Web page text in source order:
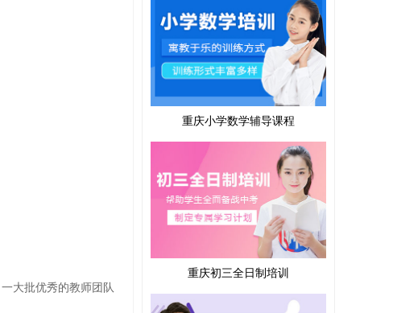
大批优秀的教师团队
重庆小学数学辅导课程
重庆初三全日制培训